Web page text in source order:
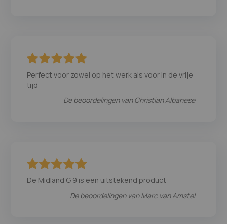
Perfect voor zowel op het werk als voor in de vrije
tijd
De beoordelingen vanChristian Albanese
De Midland G 9 is een uitstekend product
De beoordelingen vanMarc van Amstel